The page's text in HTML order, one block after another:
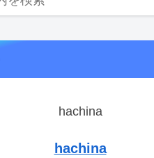
hachina
hachina